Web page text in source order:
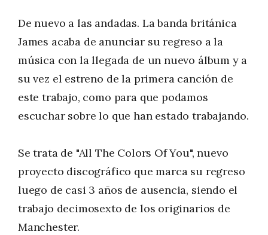
De nuevo a las andadas. La banda británica
James acaba de anunciar su regreso a la
música con la llegada de un nuevo álbum y a
su vez el estreno de la primera canción de
este trabajo, como para que podamos
escuchar sobre lo que han estado trabajando.
Se trata de "All The Colors Of You", nuevo
proyecto discográfico que marca su regreso
luego de casi 3 años de ausencia, siendo el
trabajo decimosexto de los originarios de
Manchester.